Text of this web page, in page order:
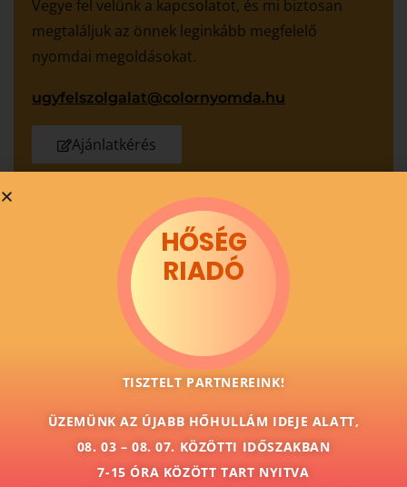
Vegye fel velünk a kapcsolatot, és mi biztosan
megtaláljuk az önnek leginkább megfelelő
nyomdai megoldásokat.
ugyfelszolgalat@colornyomda.hu
Ajánlatkérés
További cikkeink
Miért lehet fakó a nyomtatott üveg? 5
hiba és megelőzés
Tovább olvasom
HŐSÉG
RIADÓ
TISZTELT PARTNEREINK!
ÜZEMÜNK AZ ÚJABB HŐHULLÁM IDEJE ALATT,
08. 03 – 08. 07. KÖZÖTTI IDŐSZAKBAN
7-15 ÓRA KÖZÖTT TART NYITVA